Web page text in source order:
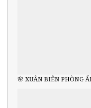
🌸 XUÂN BIÊN PHÒNG